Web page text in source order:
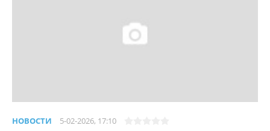
НОВОСТИ 5-02-2026, 17:10